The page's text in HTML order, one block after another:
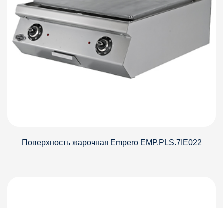
Поверхность жарочная Empero EMP.PLS.7IE022